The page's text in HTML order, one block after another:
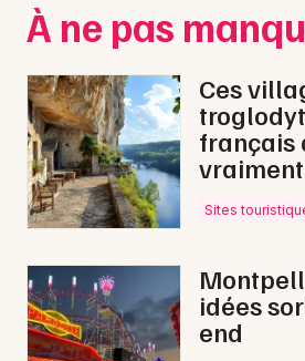
Bien-être en Languedoc-
Bien-être en Occitanie
Artistes en tournée
Actus à Béziers
À ne pas
Ces
français
Sites
idées
end